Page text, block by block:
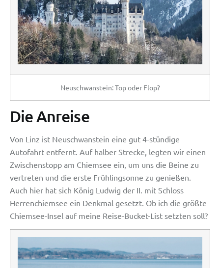
Neuschwanstein: Top oder Flop?
Die Anreise
Von Linz ist Neuschwanstein eine gut 4-stündige
Autofahrt entfernt. Auf halber Strecke, legten wir einen
Zwischenstopp am Chiemsee ein, um uns die Beine zu
vertreten und die erste Frühlingsonne zu genießen.
Auch hier hat sich König Ludwig der II. mit Schloss
Herrenchiemsee ein Denkmal gesetzt. Ob ich die größte
Chiemsee-Insel auf meine Reise-Bucket-List setzten soll?